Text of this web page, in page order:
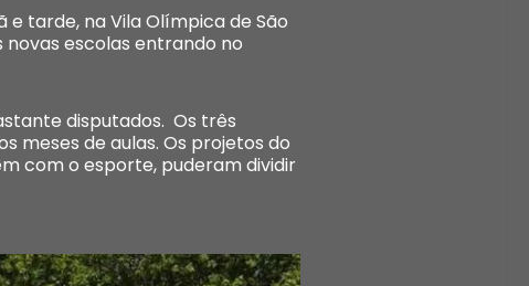
tarde, na Vila Olímpica de São
novas escolas entrando no
disputados. Os três
meses de aulas. Os projetos do
com o esporte, puderam dividir